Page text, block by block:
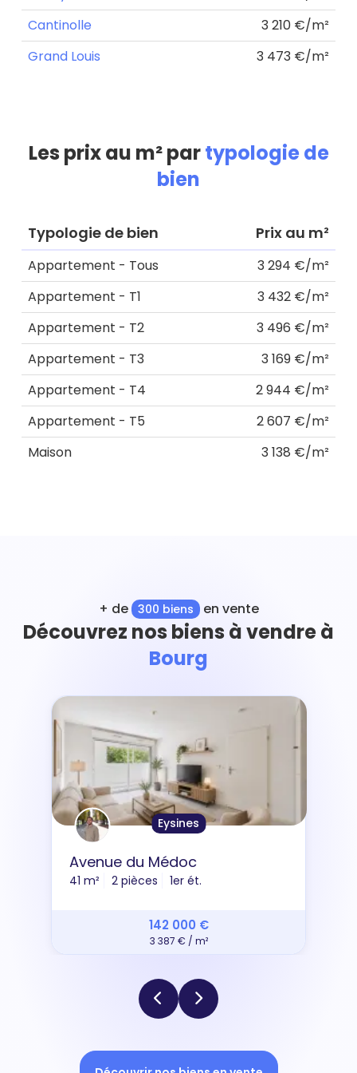
Cantinolle
3 210 €/m²
Grand Louis
3 473 €/m²
Les prix au m² partypologie de
bien
Typologie de bien Prix au m²
Appartement - Tous
3 294 €/m²
Appartement - T1
3 432 €/m²
Appartement - T2
3 496 €/m²
Appartement - T3
3 169 €/m²
Appartement - T4
2 944 €/m²
Appartement - T5
2 607 €/m²
Maison
3 138 €/m²
+ de 300 biens en vente
Découvrez nos biens à vendre à
Bourg
Eysines
Avenue du Médoc
41 m² 2 pièces 1er ét.
142 000 €
3 387 € / m²